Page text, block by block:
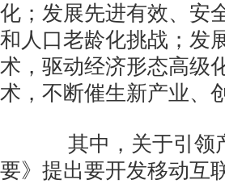
化；发展先进有效、安
和人口老龄化挑战；发
术，驱动经济形态高级
术，不断催生新产业、
其中，关于引领
要》提出要开发移动互